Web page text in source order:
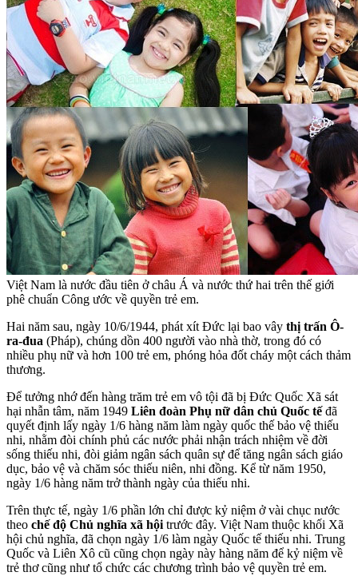
Việt Nam là nước đầu tiên ở châu Á và nước thứ hai trên thế giới
phê chuẩn Công ước về quyền trẻ em.
Hai năm sau, ngày 10/6/1944, phát xít Đức lại bao vây thị trấn Ô-
ra-đua (Pháp), chúng dồn 400 người vào nhà thờ, trong đó có
nhiều phụ nữ và hơn 100 trẻ em, phóng hỏa đốt cháy một cách thảm
thương.
Để tưởng nhớ đến hàng trăm trẻ em vô tội đã bị Đức Quốc Xã sát
hại nhẫn tâm, năm 1949 Liên đoàn Phụ nữ dân chủ Quốc tếđã
quyết định lấy ngày 1/6 hàng năm làm ngày quốc thế bảo vệ thiếu
nhi, nhằm đòi chính phủ các nước phải nhận trách nhiệm về đời
sống thiếu nhi, đòi giảm ngân sách quân sự để tăng ngân sách giáo
dục, bảo vệ và chăm sóc thiếu niên, nhi đồng. Kể từ năm 1950,
ngày 1/6 hàng năm trở thành ngày của thiếu nhi.
Trên thực tế, ngày 1/6 phần lớn chỉ được kỷ niệm ở vài chục nước
theo chế độ Chủ nghĩa xã hội trước đây. Việt Nam thuộc khối Xã
hội chủ nghĩa, đã chọn ngày 1/6 làm ngày Quốc tế thiếu nhi. Trung
Quốc và Liên Xô cũ cũng chọn ngày này hàng năm để kỷ niệm về
trẻ thơ cũng như tổ chức các chương trình bảo vệ quyền trẻ em.